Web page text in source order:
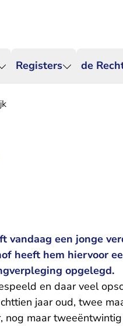
Registers de
vandaag een jonge
heeft hem hiervoor
opgelegd.
en daar veel
jaar oud, twee
nog maar